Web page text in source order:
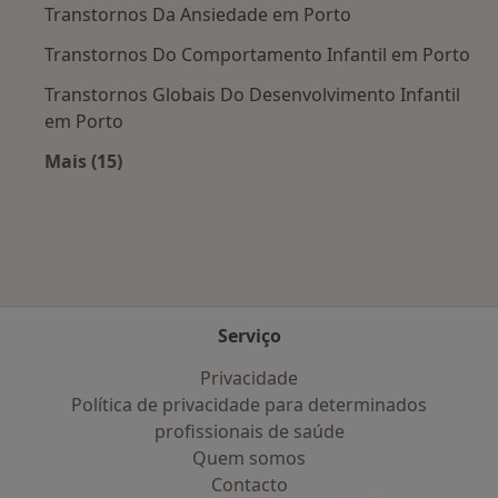
Transtornos Da Ansiedade em Porto
Transtornos Do Comportamento Infantil em Porto
Transtornos Globais Do Desenvolvimento Infantil
em Porto
Mais (15)
Serviço
Privacidade
Política de privacidade para determinados
profissionais de saúde
Quem somos
Contacto